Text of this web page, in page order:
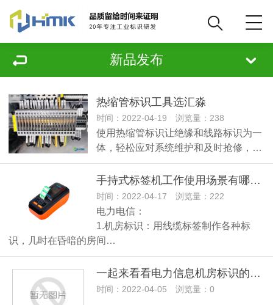
新品发布
热缩管标识工具选汇淼
时间：2022-04-19 浏览量：238
使用热缩管标识让绝缘和线路标识为一
体，轻松应对系统维护和及时抢修，…
手持式标签机工作使用场景有哪些？
时间：2022-04-17 浏览量：222
电力电信：
1.机房标识：用线缆标签制作各种标
识，几时在昏暗的房间…
一起来看看电力信息机房标识的解决方案
时间：2022-04-05 浏览量：0